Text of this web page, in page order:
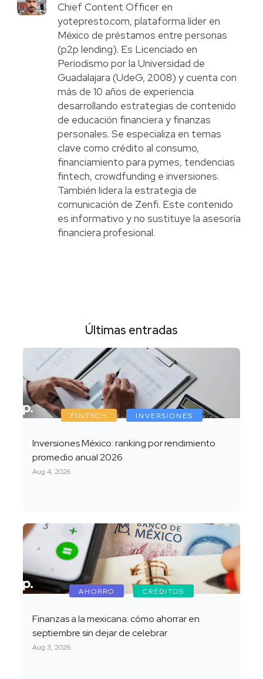
Chief Content Officer en
yotepresto.com, plataforma líder en
México de préstamos entre personas
(p2p lending). Es Licenciado en
Periodismo por la Universidad de
Guadalajara (UdeG, 2008) y cuenta con
más de 10 años de experiencia
desarrollando estrategias de contenido
de educación financiera y finanzas
personales. Se especializa en temas
clave como crédito al consumo,
financiamiento para pymes, tendencias
fintech, crowdfunding e inversiones.
También lidera la estrategia de
comunicación de Zenfi. Este contenido
es informativo y no sustituye la asesoría
financiera profesional.
Últimas entradas
FINTECH INVERSIONES
Inversiones México: ranking por rendimiento
promedio anual 2026
Aug 4, 2026
AHORRO CRÉDITOS
Finanzas a la mexicana: cómo ahorrar en
septiembre sin dejar de celebrar
Aug 3, 2026